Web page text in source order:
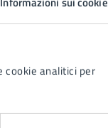
cookie analitici per